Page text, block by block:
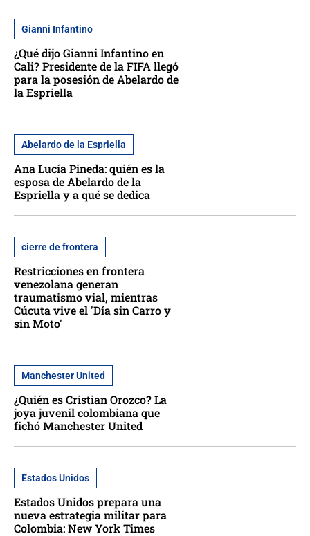
Gianni Infantino
¿Qué dijo Gianni Infantino en
Cali? Presidente de la FIFA llegó
para la posesión de Abelardo de
la Espriella
Abelardo de la Espriella
Ana Lucía Pineda: quién es la
esposa de Abelardo de la
Espriella y a qué se dedica
cierre de frontera
Restricciones en frontera
venezolana generan
traumatismo vial, mientras
Cúcuta vive el 'Día sin Carro y
sin Moto'
Manchester United
¿Quién es Cristian Orozco? La
joya juvenil colombiana que
fichó Manchester United
Estados Unidos
Estados Unidos prepara una
nueva estrategia militar para
Colombia: New York Times